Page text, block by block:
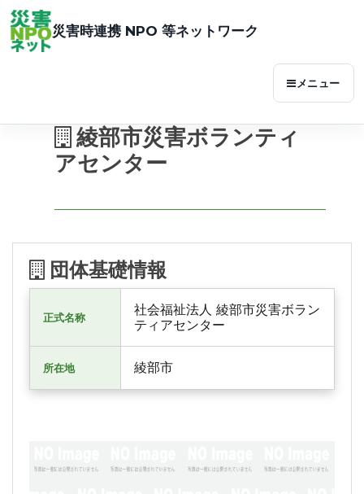
災害時連携 NPO 等ネットワーク
メニュー
綾部市災害ボランティ
アセンター
団体基礎情報
正式名称
社会福祉法人 綾部市災害ボラン
ティアセンター
所在地 綾部市